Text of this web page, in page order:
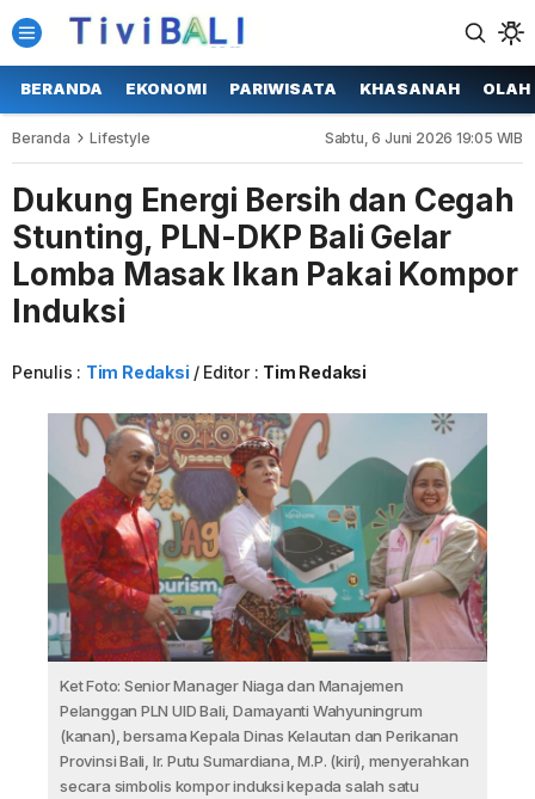
BERANDA EKONOMI PARIWISATA KHASANAH OLAH
Beranda Lifestyle Sabtu, 6 Juni 2026 19:05 WIB
Dukung Energi Bersih dan Cegah
Stunting, PLN-DKP Bali Gelar
Lomba Masak Ikan Pakai Kompor
Induksi
Penulis : Tim Redaksi Editor : Tim Redaksi
Ket Foto: Senior Manager Niaga dan Manajemen
Pelanggan PLN UID Bali, Damayanti Wahyuningrum
(kanan), bersama Kepala Dinas Kelautan dan Perikanan
Provinsi Bali, Ir. Putu Sumardiana, M.P. (kiri), menyerahkan
secara simbolis kompor induksi kepada salah satu